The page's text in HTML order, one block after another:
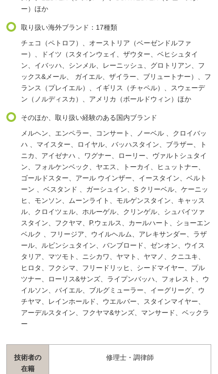
ー）ほか
取り扱い海外ブランド：17種類
チェコ（ペトロフ）、オーストリア（ベーゼンドルファ
ー）、ドイツ（スタインウェイ、ザウター、ベヒシュタイ
ン、イバッハ、シンメル、レーニッシュ、グロトリアン、フ
ックス&メール、 ガイエル、ザイラー、ブリュートナー）、フ
ランス（プレイエル）、イギリス（チャペル）、スウェーデ
ン（ノルディスカ）、アメリカ（ボールドウィン）ほか
そのほか、取り扱い経験のある国内ブランド
メルヘン、エンペラー、コンサート、ノーベル 、クロイバッ
ハ 、マイスター、ロイヤル、バッハスタイン、ブラザー、ト
ニカ、アイゼナハ 、ワグナー、ローリー、ヴァルトシュタイ
ン、フォルケンベック、ヤエス、トーカイ、ヒュットナー、
ゴールドスター、アール ウインザー、イースタイン、ベルト
ーン 、ベスタンド 、ガーシュイン、S クリーベル、ケーニッ
ヒ、モンソン、ムーンライト、モルゲンスタイン、キャッス
ル、クロイツェル、ホルーゲル、クリンゲル、シュバイツァ
スタイン、フクヤマ、P.ウェルス、カールハート、ショーエン
ベルク 、フリージア、ウイルヘルム、アレキサンダー、ラザ
ール、ルビンシュタイン、バンブロード、ゼンオン、ウイス
タリア、マツモト、ニシカワ、ヤマト、ヤマノ、クニユキ、
ヒロタ、フクシマ、フリードリッヒ、シードマイヤー、プル
ツナー、ローリス&サンズ、ライプンバッハ、フォレスト、ウ
イルソン、バイエル、ブルグミューラー、イーグリーグ、ウ
チヤマ、レインホールド、ウエルバー、スタインマイヤー、
アーデルスタイン、フクヤマ&サンズ、マンサード、ベックラ
ー
技術者の
在籍
修理士・調律師